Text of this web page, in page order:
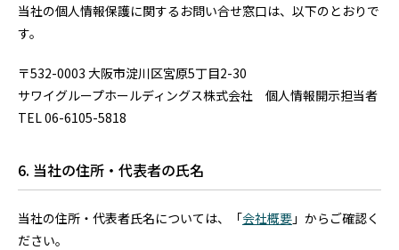
当社の個人情報保護に関するお問い合せ窓口は、以下のとおりで
す。
〒532-0003 大阪市淀川区宮原5丁目2-30
サワイグループホールディングス株式会社 個人情報開示担当者
TEL 06-6105-5818
6. 当社の住所・代表者の氏名
当社の住所・代表者氏名については、「会社概要 」からご確認く
ださい。